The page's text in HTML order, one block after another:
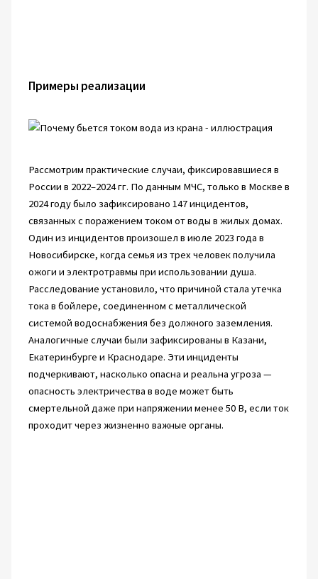
Примеры реализации
Рассмотрим практические случаи, фиксировавшиеся в
России в 2022–2024 гг. По данным МЧС, только в Москве в
2024 году было зафиксировано 147 инцидентов,
связанных с поражением током от воды в жилых домах.
Один из инцидентов произошел в июле 2023 года в
Новосибирске, когда семья из трех человек получила
ожоги и электротравмы при использовании душа.
Расследование установило, что причиной стала утечка
тока в бойлере, соединенном с металлической
системой водоснабжения без должного заземления.
Аналогичные случаи были зафиксированы в Казани,
Екатеринбурге и Краснодаре. Эти инциденты
подчеркивают, насколько опасна и реальна угроза —
опасность электричества в воде может быть
смертельной даже при напряжении менее 50 В, если ток
проходит через жизненно важные органы.